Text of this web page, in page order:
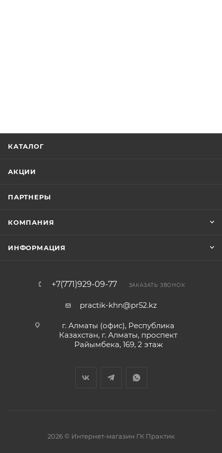
КАТАЛОГ
АКЦИИ
ПАРТНЕРЫ
КОМПАНИЯ
ИНФОРМАЦИЯ
+7(771)929-09-77 ЗАКАЗАТЬ ЗВОНОК
practik-khn@pr52.kz
г. Алматы (офис), Республика
Казахстан, г. Алматы, проспект
Райымбека, 169, 2 этаж
2026 © Интернет-магазин ГК Практик